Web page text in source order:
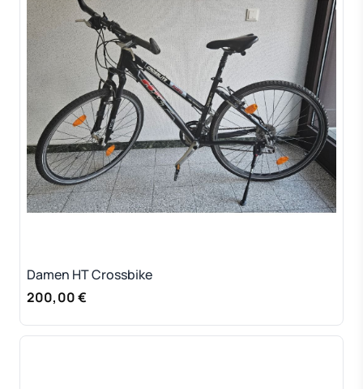
Damen HT Crossbike
200,00 €